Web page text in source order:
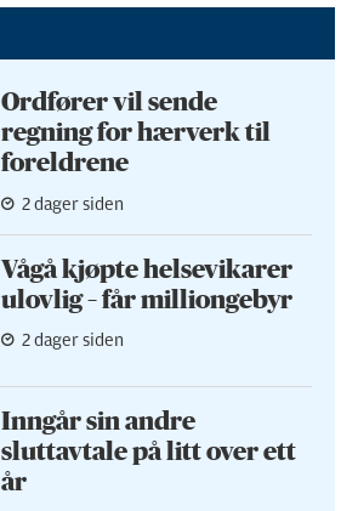
Ordfører vil sende
regning for hærverk til
foreldrene
2 dager siden
Vågå kjøpte helse­vikarer
ulovlig – får milliongebyr
2 dager siden
Inngår sin andre
sluttavtale på litt over ett
år